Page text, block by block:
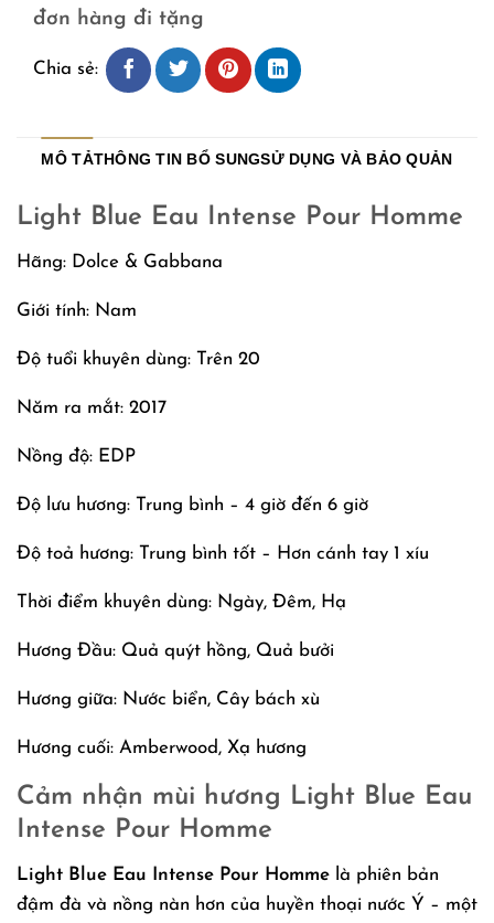
đơn hàng đi tặng
Chia sẻ:
MÔ TẢTHÔNG TIN BỔ SUNGSỬ DỤNG VÀ BẢO QUẢN
Light Blue Eau Intense Pour Homme
Hãng: Dolce & Gabbana
Giới tính: Nam
Độ tuổi khuyên dùng: Trên 20
Năm ra mắt: 2017
Nồng độ: EDP
Độ lưu hương: Trung bình – 4 giờ đến 6 giờ
Độ toả hương: Trung bình tốt – Hơn cánh tay 1 xíu
Thời điểm khuyên dùng: Ngày, Đêm, Hạ
Hương Đầu: Quả quýt hồng, Quả bưởi
Hương giữa: Nước biển, Cây bách xù
Hương cuối: Amberwood, Xạ hương
Cảm nhận mùi hương Light Blue Eau
Intense Pour Homme
Light Blue Eau Intense Pour Homme là phiên bản
đậm đà và nồng nàn hơn của huyền thoại nước Ý – một